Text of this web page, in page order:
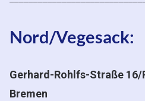
Nord/Vegesack:
Gerhard-Rohlfs-Straße 16/
Bremen